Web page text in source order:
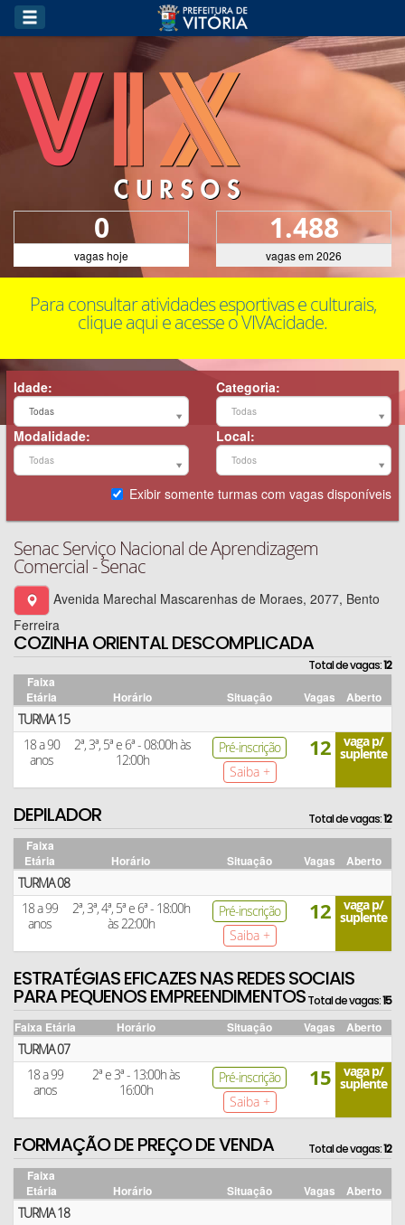
0
vagas hoje
1.488
vagas em 2026
Para consultar atividades esportivas e culturais,
clique aqui e acesse o VIVAcidade.
Idade:
Todas
Idade:
Categoria:
Todas
Categoria:
Modalidade:
Todas
Modalidade:
Local:
Todos
Local:
Exibir somente turmas com vagas disponíveis
Senac Serviço Nacional de Aprendizagem
Comercial - Senac
Avenida Marechal Mascarenhas de Moraes, 2077, Bento
Ferreira
COZINHA ORIENTAL DESCOMPLICADA
Total de vagas:12
Faixa
Etária
Horário Situação Vagas Aberto
TURMA 15
18 a 90
anos
2ª, 3ª, 5ª e 6ª - 08:00h às
12:00h
Pré-inscrição
Saiba +
12 vaga p/
suplente
DEPILADOR Total de vagas:12
Faixa
Etária
Horário Situação Vagas Aberto
TURMA 08
18 a 99
anos
2ª, 3ª, 4ª, 5ª e 6ª - 18:00h
às 22:00h
Pré-inscrição
Saiba +
12 vaga p/
suplente
ESTRATÉGIAS EFICAZES NAS REDES SOCIAIS
PARA PEQUENOS EMPREENDIMENTOSTotal de vagas:15
Faixa Etária Horário Situação Vagas Aberto
TURMA 07
18 a 99
anos
2ª e 3ª - 13:00h às
16:00h
Pré-inscrição
Saiba +
15 vaga p/
suplente
FORMAÇÃO DE PREÇO DE VENDA Total de vagas:12
Faixa
Etária
Horário Situação Vagas Aberto
TURMA 18